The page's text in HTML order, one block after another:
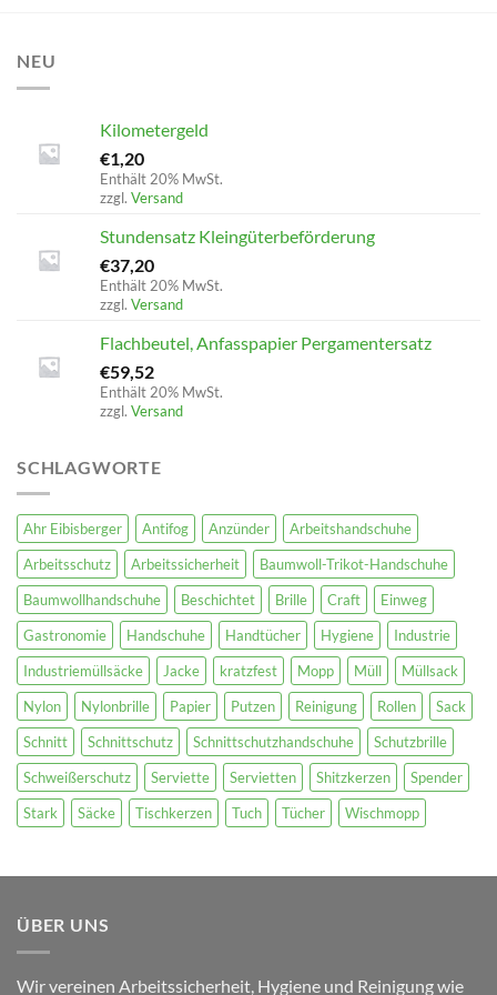
NEU
Kilometergeld
€1,20
Enthält 20% MwSt.
zzgl. Versand
Stundensatz Kleingüterbeförderung
€37,20
Enthält 20% MwSt.
zzgl. Versand
Flachbeutel, Anfasspapier Pergamentersatz
€59,52
Enthält 20% MwSt.
zzgl. Versand
SCHLAGWORTE
Ahr Eibisberger Antifog Anzünder
Arbeitshandschuhe
Arbeitsschutz
Arbeitssicherheit
Baumwoll-Trikot-Handschuhe
Baumwollhandschuhe
Beschichtet Brille Craft
Einweg
Gastronomie
Handschuhe Handtücher Hygiene
Industrie
Industriemüllsäcke
Jacke kratzfest Mopp Müll
Müllsack
Nylon
Nylonbrille Papier Putzen Reinigung Rollen
Sack
Schnitt
Schnittschutz Schnittschutzhandschuhe
Schutzbrille
Schweißerschutz
Serviette Servietten Shitzkerzen
Spender
Stark
Säcke Tischkerzen Tuch Tücher Wischmopp
ÜBER UNS
Wir vereinen Arbeitssicherheit, Hygiene und Reinigung wie